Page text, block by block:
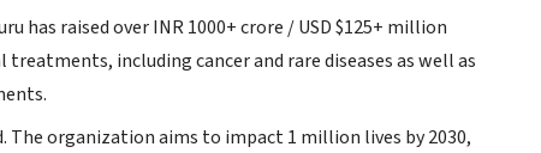
has raised over INR 1000+ crore / USD $125+ million
including cancer and rare diseases as well as
organization aims to impact 1 million lives by 2030,